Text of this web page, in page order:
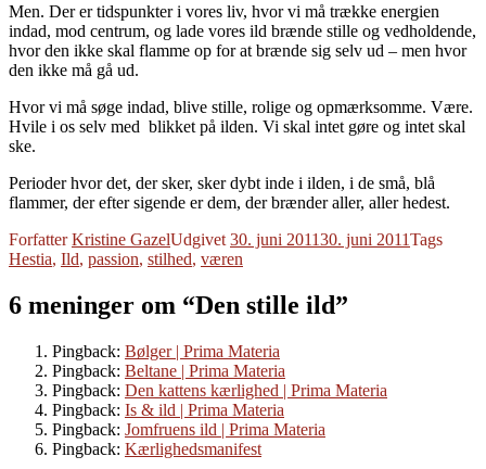
Men. Der er tidspunkter i vores liv, hvor vi må trække energien
indad, mod centrum, og lade vores ild brænde stille og vedholdende,
hvor den ikke skal flamme op for at brænde sig selv ud – men hvor
den ikke må gå ud.
Hvor vi må søge indad, blive stille, rolige og opmærksomme. Være.
Hvile i os selv med blikket på ilden. Vi skal intet gøre og intet skal
ske.
Perioder hvor det, der sker, sker dybt inde i ilden, i de små, blå
flammer, der efter sigende er dem, der brænder aller, aller hedest.
ForfatterKristine GazelUdgivet 30. juni 201130. juni 2011Tags
Hestia, Ild, passion, stilhed, væren
6 meninger om “Den stille ild”
Pingback: Bølger | Prima Materia
Pingback: Beltane | Prima Materia
Pingback: Den kattens kærlighed | Prima Materia
Pingback: Is & ild | Prima Materia
Pingback: Jomfruens ild | Prima Materia
Pingback: Kærlighedsmanifest